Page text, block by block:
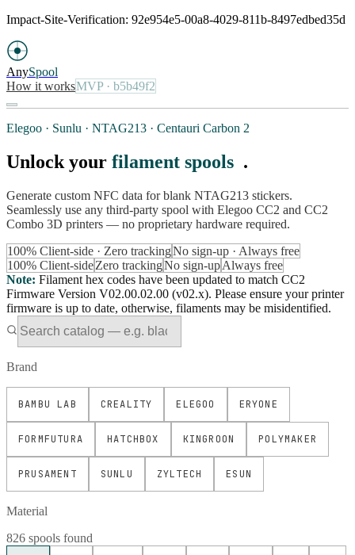
Impact-Site-Verification: 92e954e5-00a8-4029-811b-8497edbed35d
AnySpool
How it worksMVP· b5b49f2
Elegoo · Sunlu · NTAG213 · Centauri Carbon 2
Unlock your filament spools .
Generate custom NFC data for blank NTAG213 stickers.
Seamlessly use any third-party spool with Elegoo CC2 and CC2
Combo 3D printers — no proprietary hardware required.
100% Client-side · Zero trackingNo sign-up · Always free
100% Client-sideZero trackingNo sign-upAlways free
Note: Filament hex codes have been updated to match CC2
Firmware Version V02.00.02.00 (v02.x). Please ensure your printer
firmware is up to date, otherwise, filaments may be misidentified.
Brand
BAMBU LAB CREALITY ELEGOO ERYONE
FORMFUTURA HATCHBOX KINGROON POLYMAKER
PRUSAMENT SUNLU ZYLTECH ESUN
Material
826 spools found